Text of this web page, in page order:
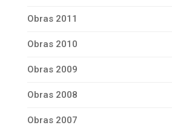
Obras 2011
Obras 2010
Obras 2009
Obras 2008
Obras 2007